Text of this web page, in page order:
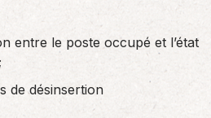
entre le poste occupé et l’état
de désinsertion